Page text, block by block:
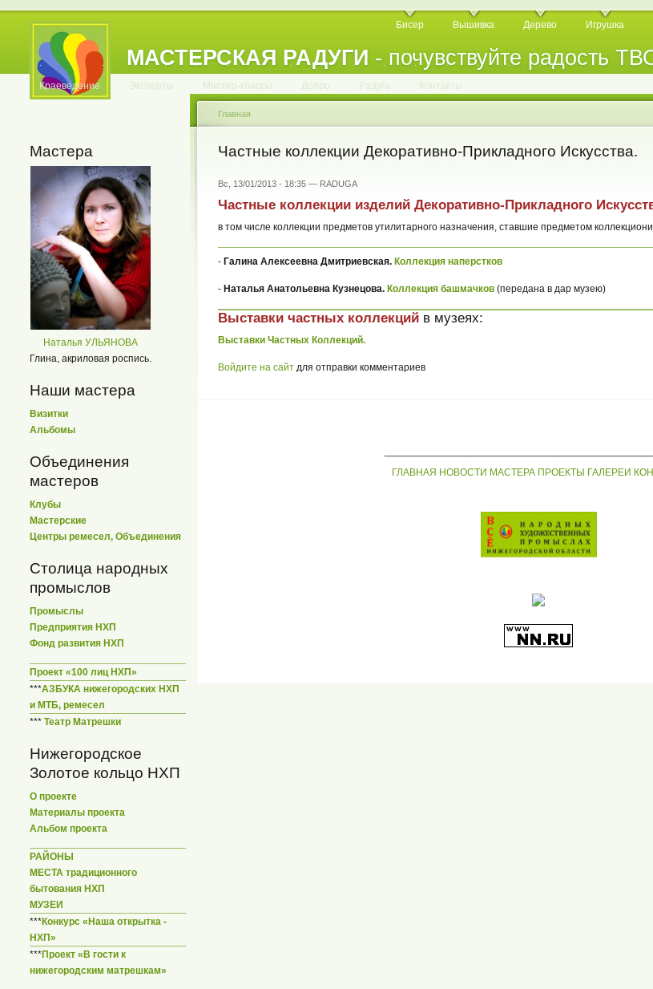
МАСТЕРСКАЯ РАДУГИ - почувствуйте радость
Бисер Вышивка Дерево Игрушка
. . . . . . . . . . . . . . . . . . . .
Краеведение Эксперты Мастер-классы Добро Радуга Контакты
Мастера
Наталья УЛЬЯНОВА
Глина, акриловая роспись.
Наши мастера
Визитки
Альбомы
Объединения
мастеров
Клубы
Мастерские
Центры ремесел, Объединения
Столица народных
промыслов
Промыслы
Предприятия НХП
Фонд развития НХП
Проект «100 лиц НХП»
***АЗБУКА нижегородских НХП
и МТБ, ремесел
*** Театр Матрешки
Нижегородское
Золотое кольцо НХП
О проекте
Материалы проекта
Альбом проекта
РАЙОНЫ
МЕСТА традиционного
бытования НХП
МУЗЕИ
***Конкурс «Наша открытка -
НХП»
***Проект «В гости к
нижегородским матрешкам»
Главная
Частные коллекции Декоративно-Прикладного Искусства.
Вс, 13/01/2013 - 18:35 — RADUGA
Частные коллекции изделий Декоративно-Прикладного
в том числе коллекции предметов утилитарного назначения, ставшие предметом
- Галина Алексеевна Дмитриевская. Коллекция наперстков
- Наталья Анатольевна Кузнецова. Коллекция башмачков (передана в дар музею)
Выставки частных коллекций в музеях:
Выставки Частных Коллекций.
Войдите на сайт для отправки комментариев
ГЛАВНАЯ НОВОСТИ МАСТЕРА ПРОЕКТЫ ГАЛЕРЕИ